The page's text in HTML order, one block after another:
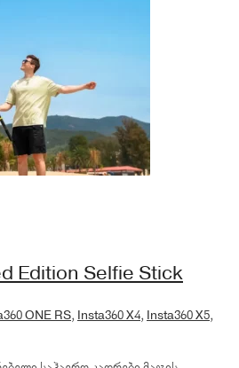
Edition Selfie Stick
ONE RS, Insta360 X4, Insta360 X5,